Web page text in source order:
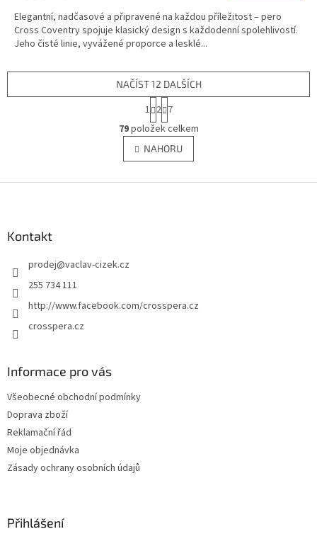
Elegantní, nadčasové a připravené na každou příležitost – pero
Cross Coventry spojuje klasický design s každodenní spolehlivostí.
Jeho čisté linie, vyvážené proporce a lesklé...
O
v
l
á
ý
NAČÍST 12 DALŠÍCH
t
r
á
n
k
v
1 2 7
79položek celkem
NAHORU
Kontakt
prodej@vaclav-cizek.cz
255 734 111
http://www.facebook.com/crosspera.cz
crosspera.cz
Informace pro vás
Všeobecné obchodní podmínky
Doprava zboží
Reklamační řád
Moje objednávka
Zásady ochrany osobních údajů
Přihlášení